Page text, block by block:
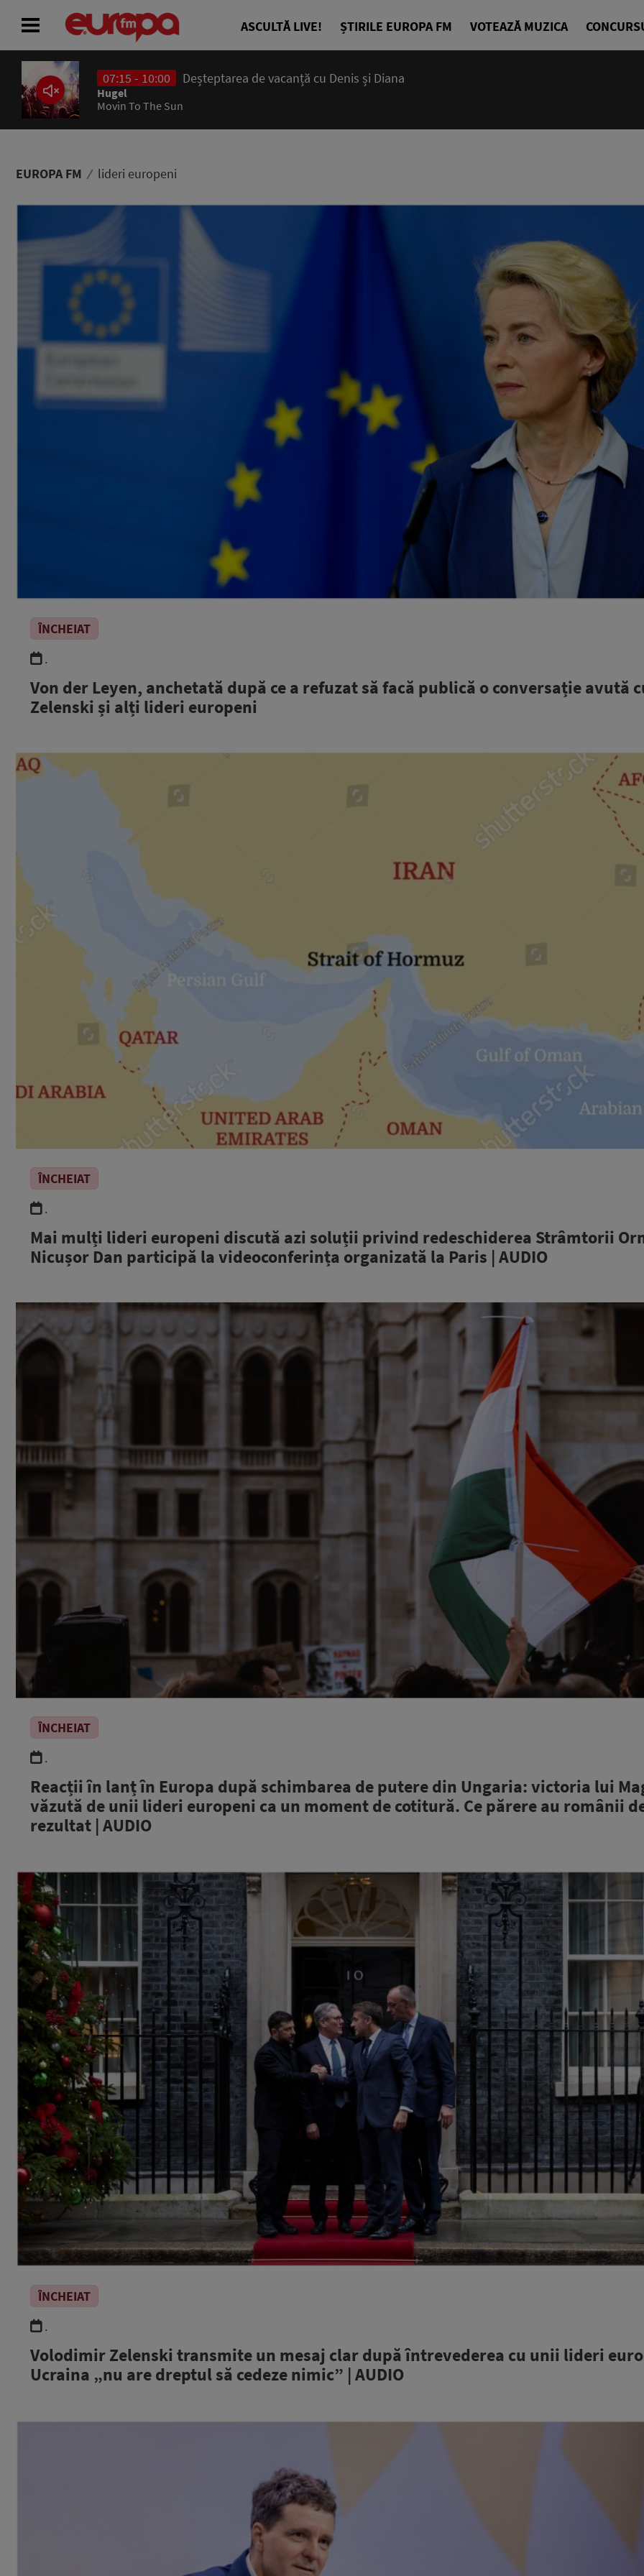
ASCULTĂ LIVE! ȘTIRILE EUROPA FM VOTEAZĂ MUZICA
07:15 - 10:00 Deșteptarea de vacanță cu Denis și Diana
Hugel
Movin To The Sun
EUROPA FM lideri europeni
ÎNCHEIAT
.
Von der Leyen, anchetată după ce a refuzat să facă publică o conversație avută
Zelenski și alți lideri europeni
ÎNCHEIAT
.
Mai mulți lideri europeni discută azi soluții privind redeschiderea Strâmtorii
Nicușor Dan participă la videoconferința organizată la Paris | AUDIO
ÎNCHEIAT
.
Reacții în lanț în Europa după schimbarea de putere din Ungaria: victoria lui
văzută de unii lideri europeni ca un moment de cotitură. Ce părere au românii
rezultat | AUDIO
ÎNCHEIAT
.
Volodimir Zelenski transmite un mesaj clar după întrevederea cu unii lideri
Ucraina „nu are dreptul să cedeze nimic” | AUDIO
ACASĂ
ȘTIRI
PODCAST
ASCULTĂ LIVE